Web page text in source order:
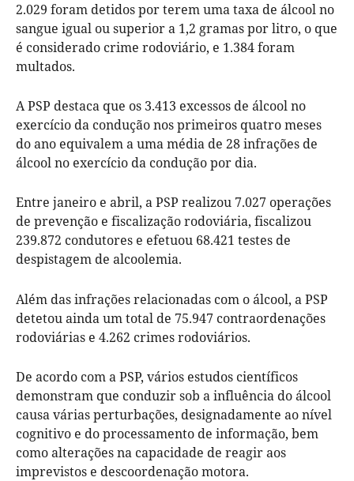
2.029 foram detidos por terem uma taxa de álcool no
sangue igual ou superior a 1,2 gramas por litro, o que
é considerado crime rodoviário, e 1.384 foram
multados.
A PSP destaca que os 3.413 excessos de álcool no
exercício da condução nos primeiros quatro meses
do ano equivalem a uma média de 28 infrações de
álcool no exercício da condução por dia.
Entre janeiro e abril, a PSP realizou 7.027 operações
de prevenção e fiscalização rodoviária, fiscalizou
239.872 condutores e efetuou 68.421 testes de
despistagem de alcoolemia.
Além das infrações relacionadas com o álcool, a PSP
detetou ainda um total de 75.947 contraordenações
rodoviárias e 4.262 crimes rodoviários.
De acordo com a PSP, vários estudos científicos
demonstram que conduzir sob a influência do álcool
causa várias perturbações, designadamente ao nível
cognitivo e do processamento de informação, bem
como alterações na capacidade de reagir aos
imprevistos e descoordenação motora.